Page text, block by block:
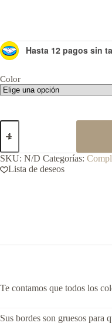
Hasta 12 pagos sin
Color
Mate
cantidad
SKU: N/D Categorías:
Lista de deseos
Te contamos que todos los
Sus bordes son gruesos para